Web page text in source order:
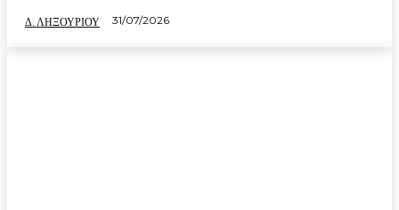
Δ. ΛΗΞΟΥΡΙΟΥ 31/07/2026